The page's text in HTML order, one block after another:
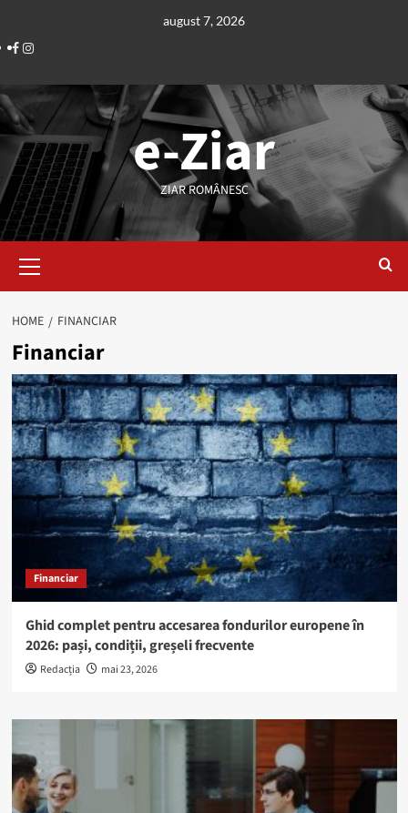
content
august 7, 2026
Facebook
Instagram
e-Ziar
ZIAR ROMÂNESC
Menu
HOME FINANCIAR
Financiar
Financiar
Ghid complet pentru accesarea fondurilor europene în
2026: pași, condiții, greșeli frecvente
Redacția mai 23, 2026